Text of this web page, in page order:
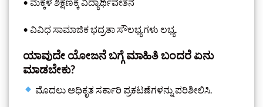
• ವಿವಿಧ ಸಾಮಾಜಿಕ ಭದ್ರತಾ ಸೌಲಭ್ಯಗಳು ಲಭ್ಯ.
ಯಾವುದೇ ಯೋಜನೆ ಬಗ್ಗೆ ಮಾಹಿತಿ ಬಂದರೆ ಏನು
ಮಾಡಬೇಕು?
ಮೊದಲು ಅಧಿಕೃತ ಸರ್ಕಾರಿ ಪ್ರಕಟಣೆಗಳನ್ನು ಪರಿಶೀಲಿಸಿ.